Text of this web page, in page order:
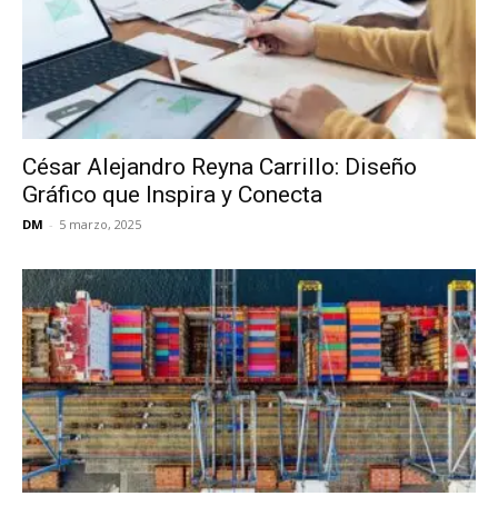
César Alejandro Reyna Carrillo: Diseño
Gráfico que Inspira y Conecta
DM - 5 marzo, 2025